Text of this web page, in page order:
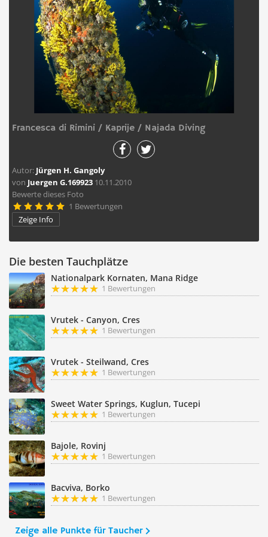
Francesca di Rimini / Kaprije / Najada Diving
Autor: Jürgen H. Gangoly
von Juergen G.169923 10.11.2010
Bewerte dieses Foto
     1 Bewertungen
Zeige Info
Die besten Tauchplätze
Nationalpark Kornaten, Mana Ridge
1 Bewertungen
Vrutek - Canyon, Cres
1 Bewertungen
Vrutek - Steilwand, Cres
1 Bewertungen
Sweet Water Springs, Kuglun, Tucepi
1 Bewertungen
Bajole, Rovinj
1 Bewertungen
Bacviva, Borko
1 Bewertungen
Zeige alle Punkte für Taucher